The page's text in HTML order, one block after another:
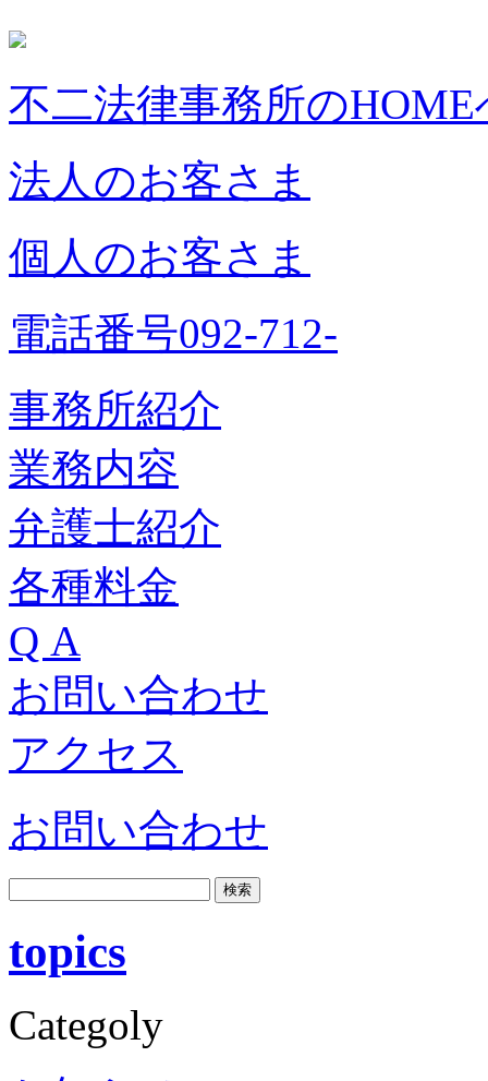
不二法律事務所のHOME
法人のお客さま
個人のお客さま
電話番号092-712-
事務所紹介
業務内容
弁護士紹介
各種料金
Q A
お問い合わせ
アクセス
お問い合わせ
topics
Categoly